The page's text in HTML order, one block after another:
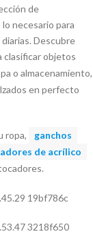
de
necesario para
Descubre
clasificar objetos
o almacenamiento,
en perfecto
ropa,
ganchos
de acrílico